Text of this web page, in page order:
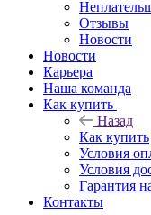
Отзывы
Новости
Новости
Карьера
Наша команда
Как купить
Назад
Как купить
Условия
Условия
Гарантия
Контакты